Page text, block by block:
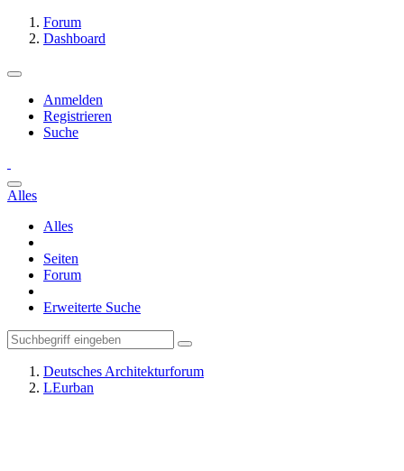
Forum
Dashboard
Anmelden
Registrieren
Suche
Alles
Alles
Seiten
Forum
Erweiterte Suche
Deutsches Architekturforum
LEurban